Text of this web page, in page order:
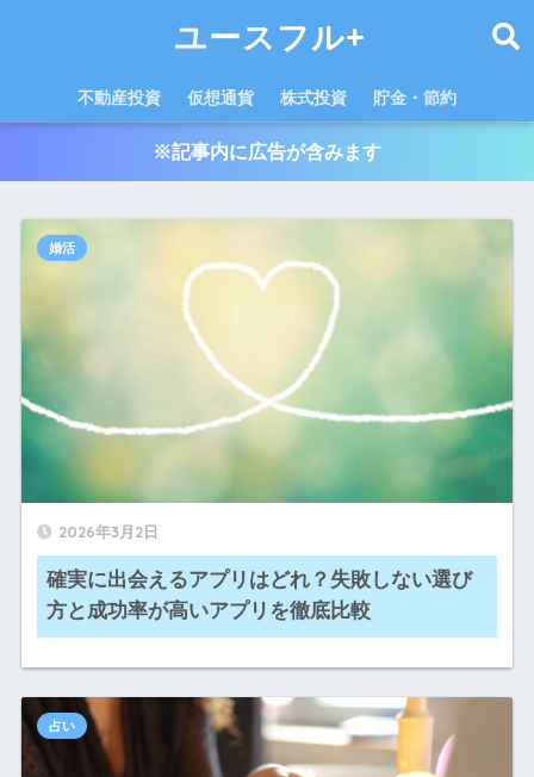
ユースフル+
不動産投資 仮想通貨 株式投資 貯金・節約
※記事内に広告が含みます
2026年3月2日
確実に出会えるアプリはどれ？失敗しない選び
方と成功率が高いアプリを徹底比較
婚活
占い